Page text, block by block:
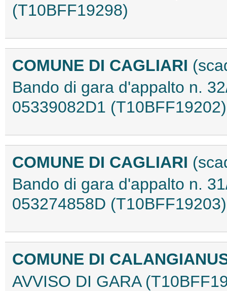
(T10BFF19298)
COMUNE DI CAGLIARI
Bando di gara d'appalto n.
05339082D1 (T10BFF19202)
COMUNE DI CAGLIARI
Bando di gara d'appalto n.
053274858D (T10BFF19203)
COMUNE DI
AVVISO DI GARA